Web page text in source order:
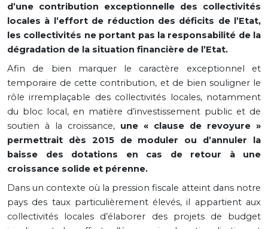
d’une contribution exceptionnelle des collectivités
locales à l’effort de réduction des déficits de l’Etat,
les collectivités ne portant pas la responsabilité de la
dégradation de la situation financière de l’Etat.
Afin de bien marquer le caractère exceptionnel et
temporaire de cette contribution, et de bien souligner le
rôle irremplaçable des collectivités locales, notamment
du bloc local, en matière d’investissement public et de
soutien à la croissance, une « clause de revoyure »
permettrait dès 2015 de moduler ou d’annuler la
baisse des dotations en cas de retour à une
croissance solide et pérenne.
Dans un contexte où la pression fiscale atteint dans notre
pays des taux particulièrement élevés, il appartient aux
collectivités locales d’élaborer des projets de budget